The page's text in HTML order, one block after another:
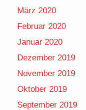
März 2020
Februar 2020
Januar 2020
Dezember 2019
November 2019
Oktober 2019
September 2019